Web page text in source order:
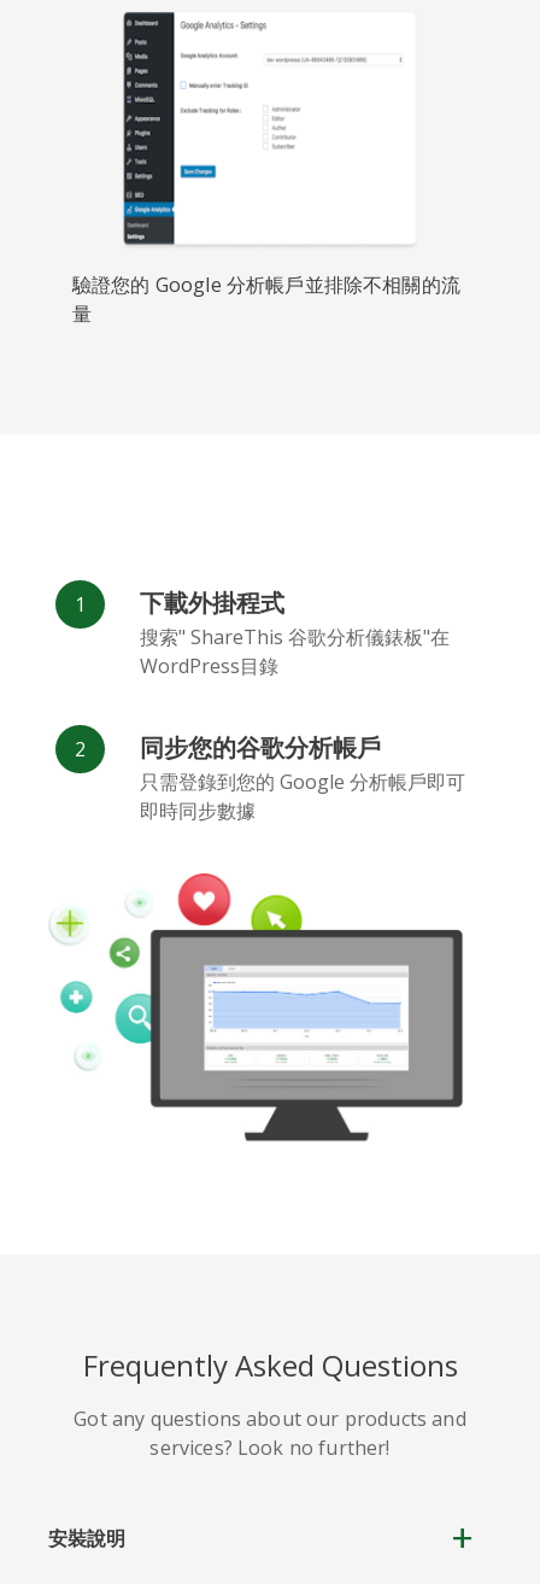
驗證您的 Google 分析帳戶並排除不相關的流
量
下載外掛程式
搜索" ShareThis 谷歌分析儀錶板"在
WordPress目錄
同步您的谷歌分析帳戶
只需登錄到您的 Google 分析帳戶即可
即時同步數據
Frequently Asked Questions
Got any questions about our products and
services? Look no further!
安裝說明